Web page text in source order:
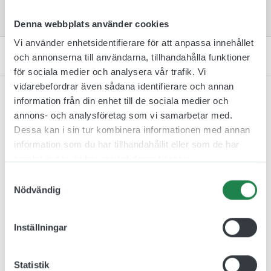
Denna webbplats använder cookies
Vi använder enhetsidentifierare för att anpassa innehållet
och annonserna till användarna, tillhandahålla funktioner
för sociala medier och analysera vår trafik. Vi
vidarebefordrar även sådana identifierare och annan
information från din enhet till de sociala medier och
annons- och analysföretag som vi samarbetar med.
Dessa kan i sin tur kombinera informationen med annan
information som du har tillhandahållit eller som de har
Nödvändig
Inställningar
Statistik
Kontakta oss
Relaterade produkter